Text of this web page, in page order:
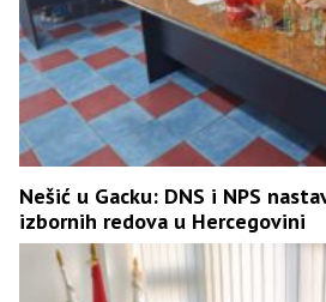
Nešić u Gacku: DNS i NPS
izbornih redova u Hercegovini